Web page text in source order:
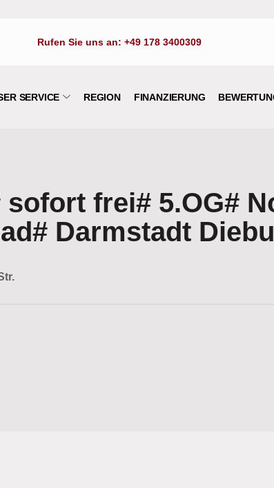
Rufen Sie uns an: +49 178 3400309
SERVICE REGION FINANZIERUNG
frei# 5.OG#
Darmstadt